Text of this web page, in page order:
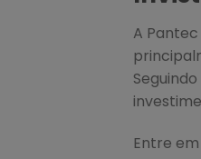
A
Entre